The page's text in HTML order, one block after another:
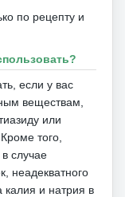
по рецепту и
если у вас
веществам,
или
Кроме того,
случае
неадекватного
и натрия в